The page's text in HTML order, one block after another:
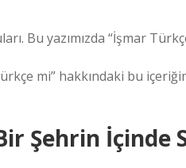
Bu yazımızda “İşmar
mi” hakkındaki bu
Şehrin İçinde